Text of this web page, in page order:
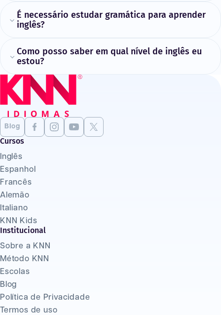
É necessário estudar gramática para aprender
inglês?
Como posso saber em qual nível de inglês eu
estou?
Blog
Cursos
Inglês
Espanhol
Francês
Alemão
Italiano
KNN Kids
Institucional
Sobre a KNN
Método KNN
Escolas
Blog
Política de Privacidade
Termos de uso